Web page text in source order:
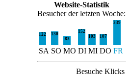
Website-Statistik
Besucher der letzten Woche:
122
130
83
152
103
107
239
SA SO MO DI MI DO FR
Besuche Klicks